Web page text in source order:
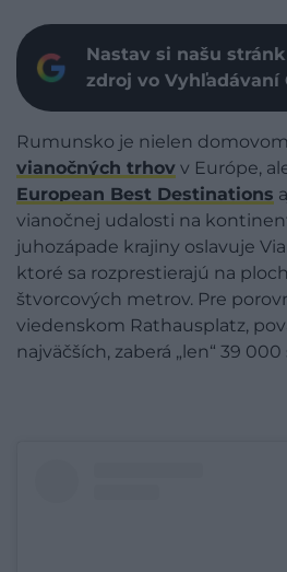
Nastav si našu
zdroj vo Vyhľadávaní
Rumunsko je nielen
vianočných trhov v Európe,
European Best Destinations
vianočnej udalosti na
juhozápade krajiny oslavuje
ktoré sa rozprestierajú na
štvorcových metrov. Pre
viedenskom Rathausplatz,
najväčších, zaberá „len“ 39